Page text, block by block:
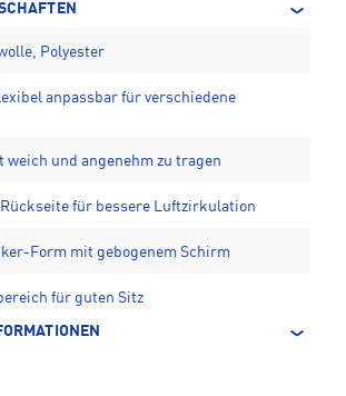
Polyester
anpassbar für verschiedene
weich und angenehm zu tragen
für bessere Luftzirkulation
Form mit gebogenem Schirm
für guten Sitz